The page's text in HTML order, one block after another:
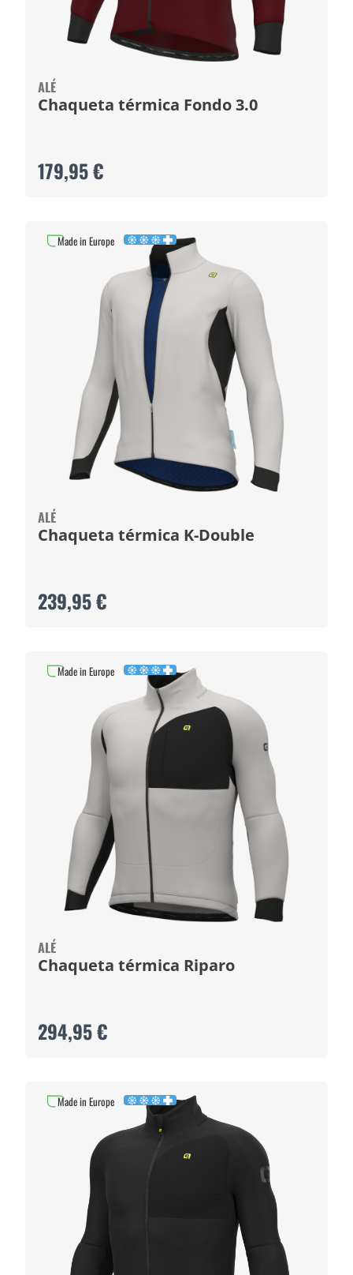
ALÉ
Chaqueta térmica Fondo 3.0
179,95 €
ALÉ
Chaqueta térmica K-Double
239,95 €
Made in Europe
ALÉ
Chaqueta térmica Riparo
294,95 €
Made in Europe
Made in Europe